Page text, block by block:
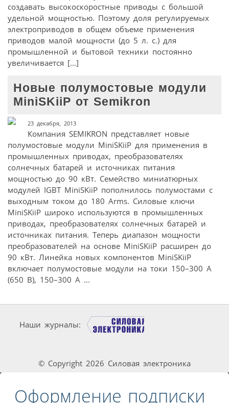
создавать высокоскоростные приводы с большой
удельной мощностью. Поэтому доля регулируемых
электроприводов в общем объеме применения
приводов малой мощности (до 5 л. с.) для
промышленной и бытовой техники постоянно
увеличивается […]
Новые полумостовые модули
MiniSKiiP от Semikron
23 декабря, 2013
Компания SEMIKRON представляет новые
полумостовые модули MiniSKiiP для применения в
промышленных приводах, преобразователях
солнечных батарей и источниках питания
мощностью до 90 кВт. Семейство миниатюрных
модулей IGBT MiniSKiiP пополнилось полумостами с
выходным током до 180 Arms. Силовые ключи
MiniSKiiP широко используются в промышленных
приводах, преобразователях солнечных батарей и
источниках питания. Теперь диапазон мощности
преобразователей на основе MiniSKiiP расширен до
90 кВт. Линейка новых компонентов MiniSKiiP
включает полумостовые модули на токи 150–300 А
(650 В), 150–300 А ...
Наши журналы:
© Copyright 2026 Силовая электроника
Оформление подписки